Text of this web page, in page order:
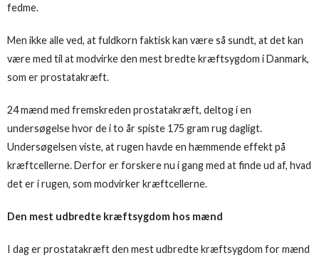
fedme.
Men ikke alle ved, at fuldkorn faktisk kan være så sundt, at det kan
være med til at modvirke den mest bredte kræftsygdom i Danmark,
som er prostatakræft.
24 mænd med fremskreden prostatakræft, deltog i en
undersøgelse hvor de i to år spiste 175 gram rug dagligt.
Undersøgelsen viste, at rugen havde en hæmmende effekt på
kræftcellerne. Derfor er forskere nu i gang med at finde ud af, hvad
det er i rugen, som modvirker kræftcellerne.
Den mest udbredte kræftsygdom hos mænd
I dag er prostatakræft den mest udbredte kræftsygdom for mænd